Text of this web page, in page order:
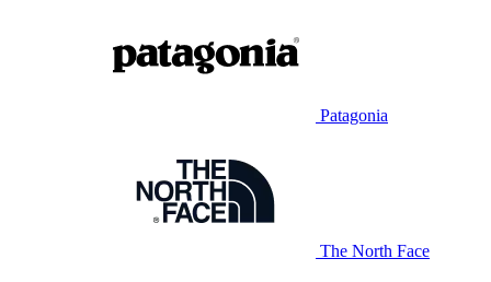
Patagonia
The North Face